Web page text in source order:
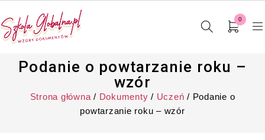
0
Podanie o powtarzanie roku –
wzór
Strona główna / Dokumenty / Uczeń / Podanie o
powtarzanie roku – wzór